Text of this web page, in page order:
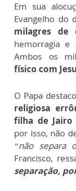
Em sua
Evangelho do
milagres de
hemorragia e
Ambos os
físico com
O Papa
religiosa
filha de Jairo
por isso, não
“não separa
Francisco,
separação,